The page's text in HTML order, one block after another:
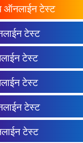
ऑनलाईन टेस्ट
टेस्ट
टेस्ट
टेस्ट
टेस्ट
टेस्ट